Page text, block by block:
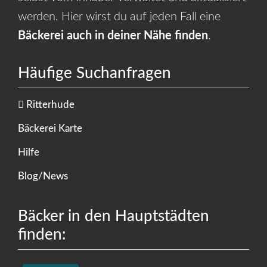
werden. Hier wirst du auf jeden Fall eine
Bäckerei auch in deiner Nähe finden.
Häufige Suchanfragen
Ritterhude
Bäckerei Karte
Hilfe
Blog/News
Bäcker in den Hauptstädten
finden: